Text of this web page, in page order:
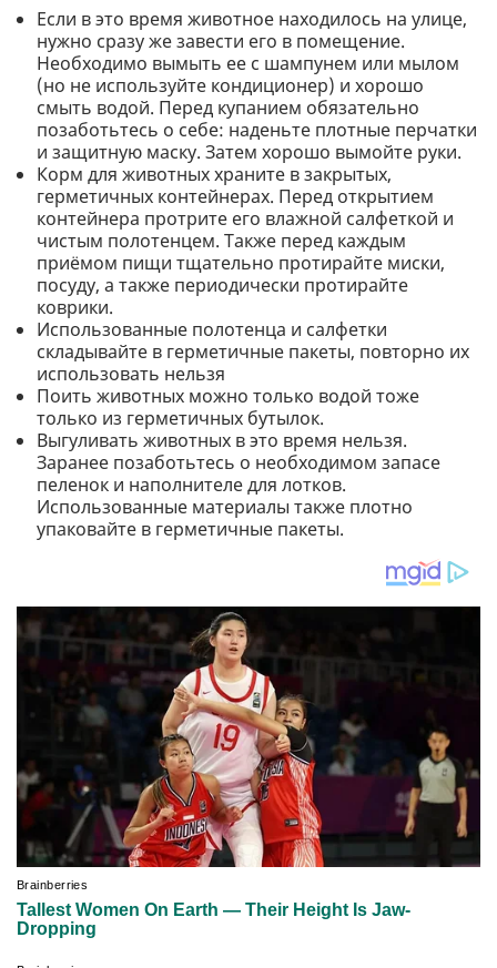
Если в это время животное находилось на улице,
нужно сразу же завести его в помещение.
Необходимо вымыть ее с шампунем или мылом
(но не используйте кондиционер) и хорошо
смыть водой. Перед купанием обязательно
позаботьтесь о себе: наденьте плотные перчатки
и защитную маску. Затем хорошо вымойте руки.
Корм ​​для животных храните в закрытых,
герметичных контейнерах. Перед открытием
контейнера протрите его влажной салфеткой и
чистым полотенцем. Также перед каждым
приёмом пищи тщательно протирайте миски,
посуду, а также периодически протирайте
коврики.
Использованные полотенца и салфетки
складывайте в герметичные пакеты, повторно их
использовать нельзя
Поить животных можно только водой тоже
только из герметичных бутылок.
Выгуливать животных в это время нельзя.
Заранее позаботьтесь о необходимом запасе
пеленок и наполнителе для лотков.
Использованные материалы также плотно
упаковайте в герметичные пакеты.⠀